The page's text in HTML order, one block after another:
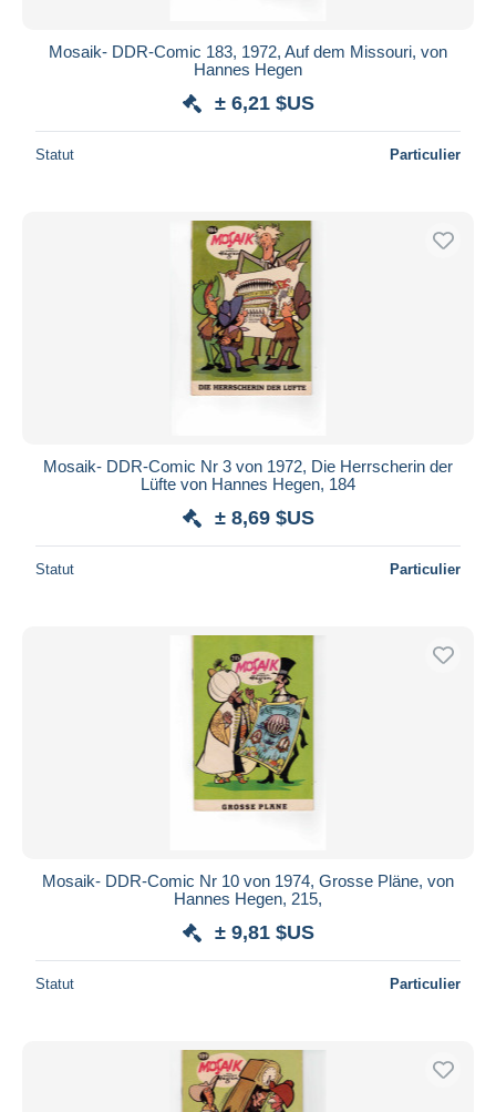
Mosaik- DDR-Comic 183, 1972, Auf dem Missouri, von
Hannes Hegen
± 6,21 $US
Statut Particulier
Mosaik- DDR-Comic Nr 3 von 1972, Die Herrscherin der
Lüfte von Hannes Hegen, 184
± 8,69 $US
Statut Particulier
Mosaik- DDR-Comic Nr 10 von 1974, Grosse Pläne, von
Hannes Hegen, 215,
± 9,81 $US
Statut Particulier